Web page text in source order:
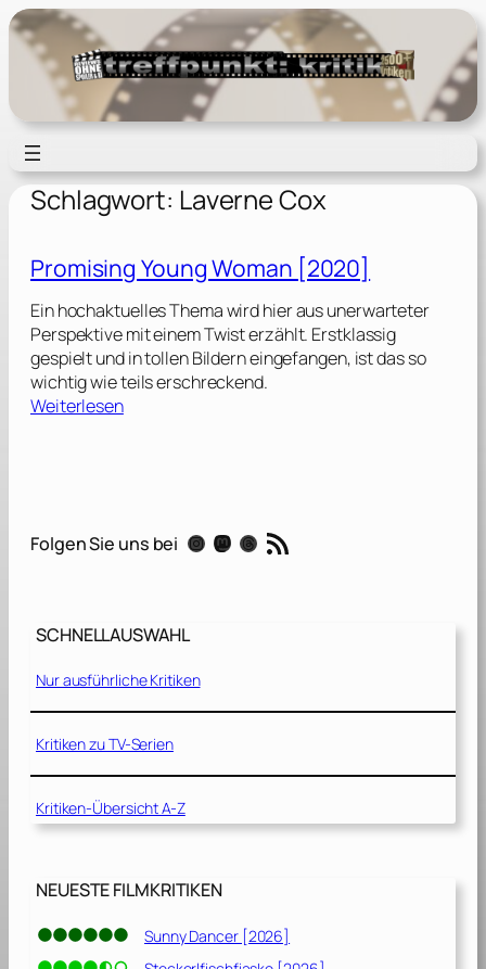
Zum
Inhalt
springen
Schlagwort: Laverne Cox
Promising Young Woman [2020]
Ein hochaktuelles Thema wird hier aus unerwarteter
Perspektive mit einem Twist erzählt. Erstklassig
gespielt und in tollen Bildern eingefangen, ist das so
wichtig wie teils erschreckend.
Weiterlesen:
s
Y
u
n
g
m
a
[
0
Folgen Sie uns bei Instagram Mastodon Threads RSS-Feed
SCHNELLAUSWAHL
Nur ausführliche Kritiken
Kritiken zu TV-Serien
Kritiken-Übersicht A-Z
NEUESTE FILMKRITIKEN
Sunny Dancer [2026]